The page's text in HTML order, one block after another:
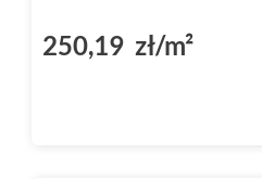
250,19 zł/m²